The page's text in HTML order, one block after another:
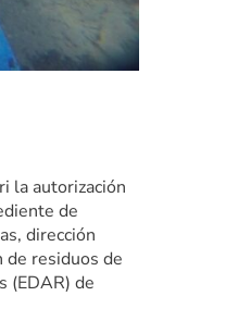
la autorización
de
dirección
de residuos de
(EDAR) de